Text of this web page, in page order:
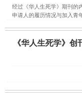
经过《华人生死学》期刊的
申请人的履历情况与加入青
《华人生死学》